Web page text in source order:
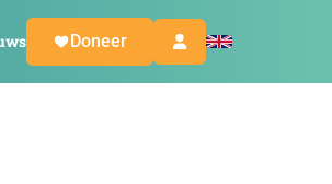
Doneer